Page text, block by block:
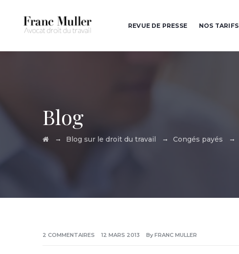
REVUE DE PRESSE NOS TARIFS
Blog
→ Blog sur le droit du travail → Congés payés →
2 COMMENTAIRES
SUR
12 MARS 2013 By FRANC MULLER